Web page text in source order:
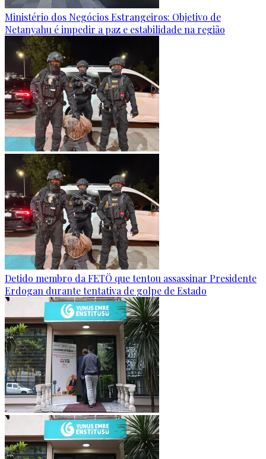
Ministério dos Negócios Estrangeiros: Objetivo de
Netanyahu é impedir a paz e estabilidade na região
Detido membro da FETÖ que tentou assassinar Presidente
Erdogan durante tentativa de golpe de Estado